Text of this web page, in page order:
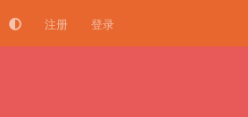
注册 登录